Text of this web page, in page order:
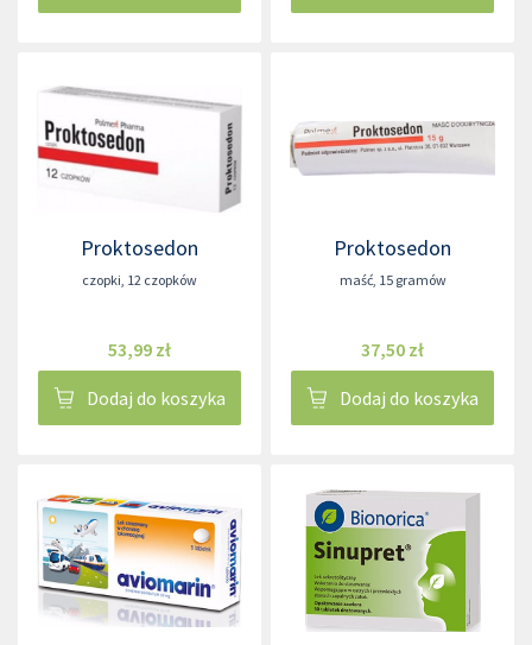
Proktosedon
czopki, 12 czopków
53,99 zł
Dodaj do koszyka
Proktosedon
maść, 15 gramów
37,50 zł
Dodaj do koszyka